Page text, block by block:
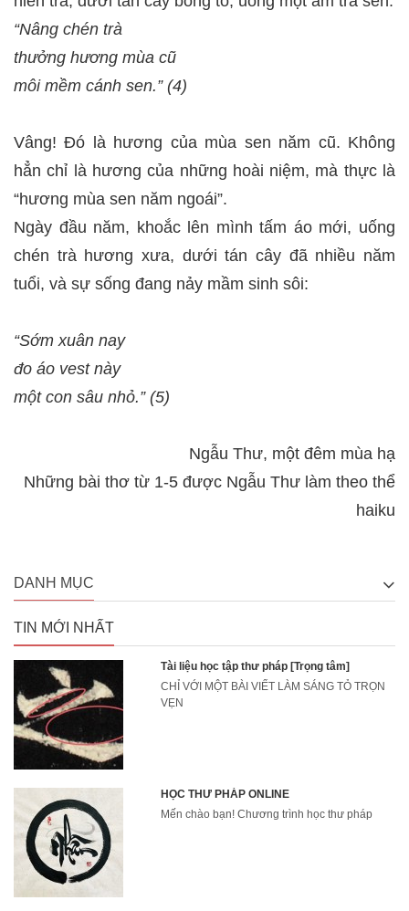
“Nâng chén trà
thưởng hương mùa cũ
môi mềm cánh sen.” (4)
Vâng! Đó là hương của mùa sen năm cũ. Không
hẳn chỉ là hương của những hoài niệm, mà thực là
“hương mùa sen năm ngoái”.
Ngày đầu năm, khoắc lên mình tấm áo mới, uống
chén trà hương xưa, dưới tán cây đã nhiều năm
tuổi, và sự sống đang nảy mầm sinh sôi:
“Sớm xuân nay
đo áo vest này
một con sâu nhỏ.” (5)
Ngẫu Thư, một đêm mùa hạ
Những bài thơ từ 1-5 được Ngẫu Thư làm theo thể
haiku
DANH MỤC
TIN MỚI NHẤT
Tài liệu học tập thư pháp [Trọng tâm]
CHỈ VỚI MỘT BÀI VIẾT LÀM SÁNG TỎ TRỌN
VẸN
HỌC THƯ PHÁP ONLINE
Mến chào bạn! Chương trình học thư pháp